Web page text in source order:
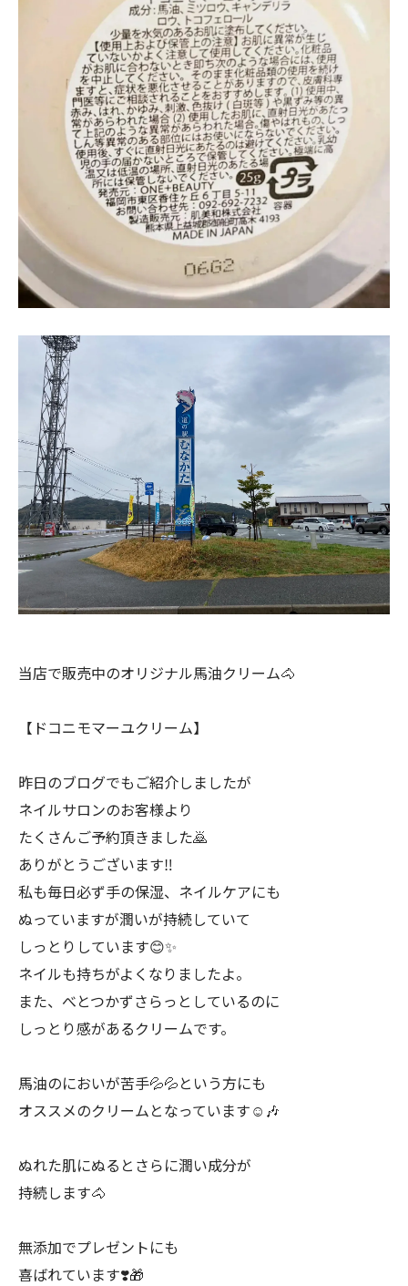
当店で販売中のオリジナル馬油クリーム🐴
【ドコニモマーユクリーム】
昨日のブログでもご紹介しましたが
ネイルサロンのお客様より
たくさんご予約頂きました🙇
ありがとうございます‼️
私も毎日必ず手の保湿、ネイルケアにも
ぬっていますが潤いが持続していて
しっとりしています😊✨
ネイルも持ちがよくなりましたよ。
また、べとつかずさらっとしているのに
しっとり感があるクリームです。
馬油のにおいが苦手💦💦という方にも
オススメのクリームとなっています☺️🎶
ぬれた肌にぬるとさらに潤い成分が
持続します🐴
無添加でプレゼントにも
喜ばれています❣️🎁